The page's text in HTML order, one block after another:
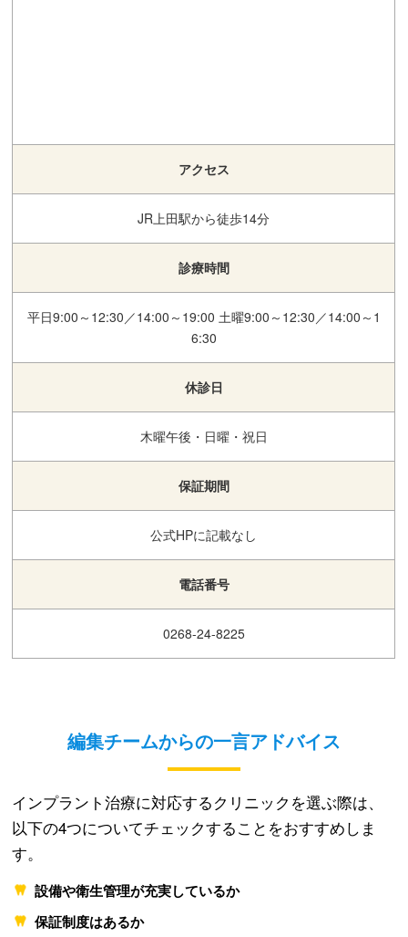
アクセス
JR上田駅から徒歩14分
診療時間
平日9:00～12:30／14:00～19:00 土曜9:00～12:30／14:00～1
6:30
休診日
木曜午後・日曜・祝日
保証期間
公式HPに記載なし
電話番号
0268-24-8225
編集チームからの一言アドバイス
インプラント治療に対応するクリニックを選ぶ際は、
以下の4つについてチェックすることをおすすめしま
す。
設備や衛生管理が充実しているか
保証制度はあるか